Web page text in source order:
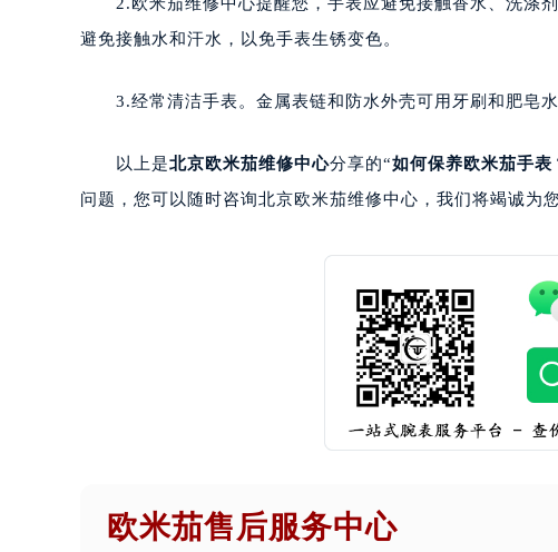
避免接触水和汗水，以免手表生锈变色。
3.经常清洁手表。金属表链和防水外壳可用牙刷和肥皂水
以上是北京欧米茄维修中心分享的“如何保养欧米茄手表
问题，您可以随时咨询北京欧米茄维修中心，我们将竭诚为您
欧米茄售后服务中心